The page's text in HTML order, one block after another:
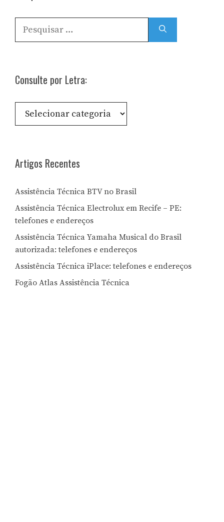
Pesquisar
por:
Consulte por Letra:
Consulte
Artigos Recentes
Assistência Técnica BTV no Brasil
Assistência Técnica Electrolux em Recife – PE:
telefones e endereços
Assistência Técnica Yamaha Musical do Brasil
autorizada: telefones e endereços
Assistência Técnica iPlace: telefones e endereços
Fogão Atlas Assistência Técnica